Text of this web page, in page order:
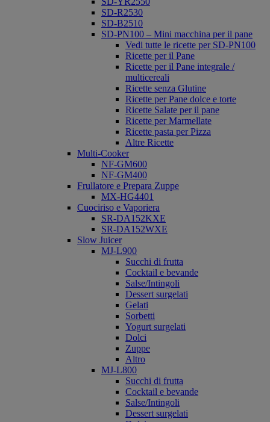
SD-R2530
SD-B2510
SD-PN100 – Mini macchina per il pane
Vedi tutte le ricette per SD-PN100
Ricette per il Pane
Ricette per il Pane integrale /
multicereali
Ricette senza Glutine
Ricette per Pane dolce e torte
Ricette Salate per il pane
Ricette per Marmellate
Ricette pasta per Pizza
Altre Ricette
Multi-Cooker
NF-GM600
NF-GM400
Frullatore e Prepara Zuppe
MX-HG4401
Cuociriso e Vaporiera
SR-DA152KXE
SR-DA152WXE
Slow Juicer
MJ-L900
Succhi di frutta
Cocktail e bevande
Salse/Intingoli
Dessert surgelati
Gelati
Sorbetti
Yogurt surgelati
Dolci
Zuppe
Altro
MJ-L800
Succhi di frutta
Cocktail e bevande
Salse/Intingoli
Dessert surgelati